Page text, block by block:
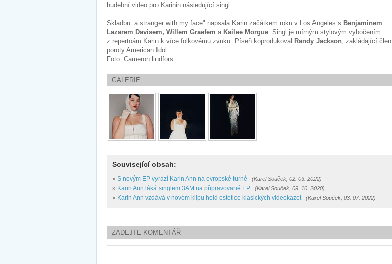
hudební video pro Karinin následující singl.
Skladbu „a stranger with my face" napsala Karin začátkem roku v Los Angeles s Benjaminem
Lazarem Davisem, Willem Graefem a Kailee Morgue . Singl je mírným stylovým vybočením
z repertoáru Karin k více folkovému zvuku. Píseň koprodukoval Randy Jackson , zakládající člen
poroty American Idol.
Foto: Cameron lindfors
GALERIE
Související obsah:
» S novým EP vyrazí Karin Ann na evropské turné (Karel Souček, 02. 03. 2022)
» Karin Ann láká singlem 3AM na připravované EP (Karel Souček, 09. 10. 2020)
» Karin Ann vzdává v novém klipu hold estetice klasických videokazet (Karel Souček, 03. 07. 2022)
ZADEJTE KOMENTÁŘ